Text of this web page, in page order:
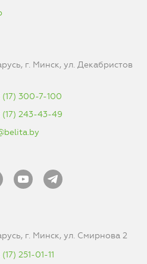
г. Минск, ул. Декабристов
(17) 300-7-100
(17) 243-43-49
г. Минск, ул. Смирнова 2
251-01-11